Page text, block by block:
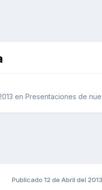
en Presentaciones de
Publicado 12 de Abril del 2013